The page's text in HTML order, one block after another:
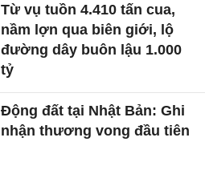
Từ vụ tuồn 4.410 tấn cua,
nầm lợn qua biên giới, lộ
đường dây buôn lậu 1.000
tỷ
Động đất tại Nhật Bản: Ghi
nhận thương vong đầu tiên